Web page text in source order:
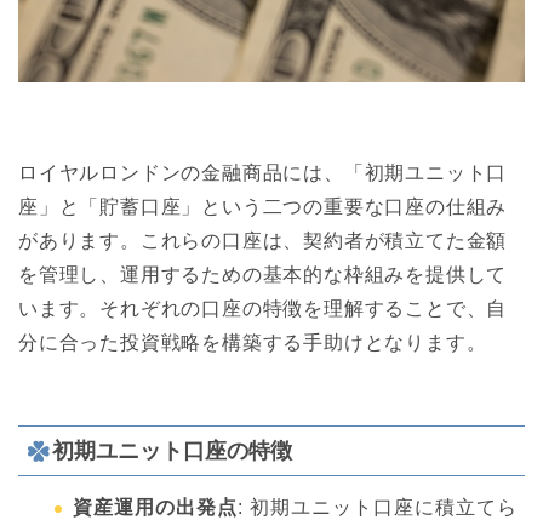
ロイヤルロンドンの金融商品には、「初期ユニット口
座」と「貯蓄口座」という二つの重要な口座の仕組み
があります。これらの口座は、契約者が積立てた金額
を管理し、運用するための基本的な枠組みを提供して
います。それぞれの口座の特徴を理解することで、自
分に合った投資戦略を構築する手助けとなります。
初期ユニット口座の特徴
資産運用の出発点: 初期ユニット口座に積立てら